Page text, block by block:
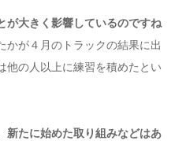
大きく影響しているのですね
かが４月のトラックの結果に出
他の人以上に練習を積めたとい
たに始めた取り組みなどはあ